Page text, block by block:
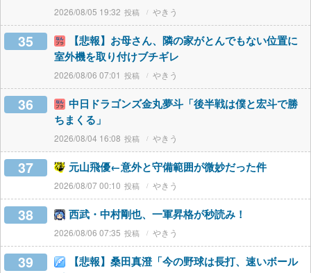
2026/08/05 19:32 やきう
35
【悲報】お母さん、隣の家がとんでもない位置に
室外機を取り付けブチギレ
2026/08/06 07:01 やきう
36
中日ドラゴンズ金丸夢斗「後半戦は僕と宏斗で勝
ちまくる」
2026/08/04 16:08 やきう
37 元山飛優←意外と守備範囲が微妙だった件
2026/08/07 00:10 やきう
38 西武・中村剛也、一軍昇格が秒読み！
2026/08/06 07:35 やきう
39
【悲報】桑田真澄「今の野球は長打、速いボール